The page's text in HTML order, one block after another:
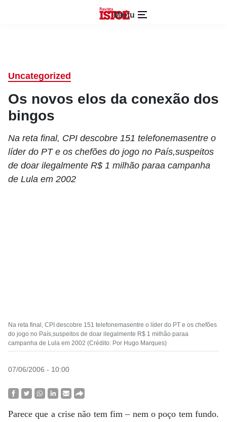
Menu
Uncategorized
Os novos elos da conexão dos
bingos
Na reta final, CPI descobre 151 telefonemasentre o
líder do PT e os chefões do jogo no País,suspeitos
de doar ilegalmente R$ 1 milhão paraa campanha
de Lula em 2002
Na reta final, CPI descobre 151 telefonemasentre o líder do PT e os chefões
do jogo no País,suspeitos de doar ilegalmente R$ 1 milhão paraa
campanha de Lula em 2002 (Crédito: Por Hugo Marques)
07/06/2006 - 10:00
Parece que a crise não tem fim – nem o poço tem fundo.